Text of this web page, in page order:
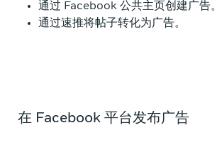
通过 Facebook 公共主页创建广告。
通过速推将帖子转化为广告。
在 Facebook 平台发布广告